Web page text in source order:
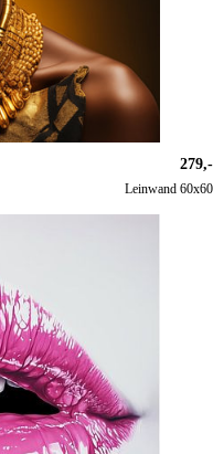
279,-
Leinwand 60x60